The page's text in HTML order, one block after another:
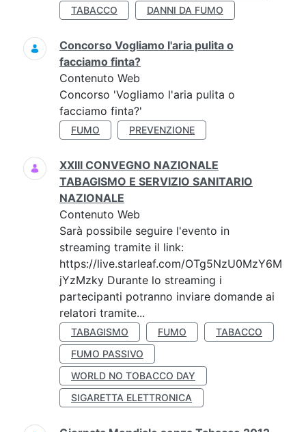
TABACCO
DANNI DA FUMO
Concorso Vogliamo l'aria pulita o
facciamo finta?
Contenuto Web
Concorso 'Vogliamo l'aria pulita o
facciamo finta?'
FUMO PREVENZIONE
XXIII CONVEGNO NAZIONALE
TABAGISMO E SERVIZIO SANITARIO
NAZIONALE
Contenuto Web
Sarà possibile seguire l'evento in
streaming tramite il link:
https://live.starleaf.com/OTg5NzU0MzY6M
jYzMzky Durante lo streaming i
partecipanti potranno inviare domande ai
relatori tramite...
TABAGISMO FUMO
TABACCO
FUMO PASSIVO
WORLD NO TOBACCO DAY
SIGARETTA ELETTRONICA